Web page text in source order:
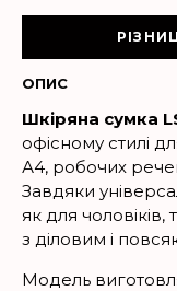
ОПИС
Шкіряна сумка
офісному стилі
А4, робочих
Завдяки
як для чоловіків,
з діловим і
Модель